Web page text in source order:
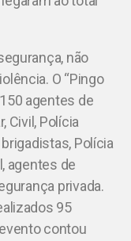
não
O “Pingo
agentes de
Civil, Polícia
Polícia
agentes de
privada.
95
contou